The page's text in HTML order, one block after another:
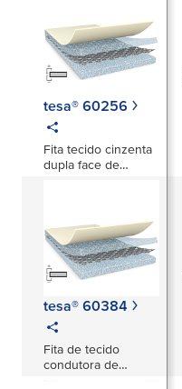
tesa® 60256
Fita tecido cinzenta
dupla face de
tesa® 60384
Fita de tecido
condutora de